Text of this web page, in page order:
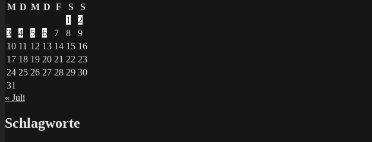
M D M D F S
S
1
2
3
4 5 6 7 8
9
10 11 12 13 14 15 16
17 18 19 20 21 22 23
24 25 26 27 28 29 30
31
« Juli
Schlagworte